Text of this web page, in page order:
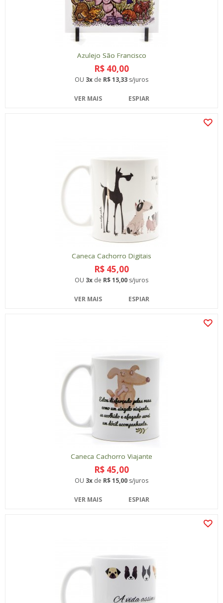
Azulejo São Francisco
R$ 40,00
OU 3x de R$ 13,33 s/juros
VER MAIS ESPIAR
Caneca Cachorro Digitais
R$ 45,00
OU 3x de R$ 15,00 s/juros
VER MAIS ESPIAR
Caneca Cachorro Viajante
R$ 45,00
OU 3x de R$ 15,00 s/juros
VER MAIS ESPIAR